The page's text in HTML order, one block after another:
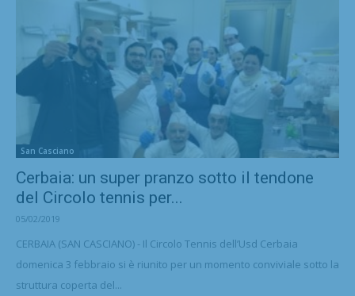
San Casciano
Cerbaia: un super pranzo sotto il tendone
del Circolo tennis per...
05/02/2019
CERBAIA (SAN CASCIANO) - Il Circolo Tennis dell’Usd Cerbaia
domenica 3 febbraio si è riunito per un momento conviviale sotto la
struttura coperta del...